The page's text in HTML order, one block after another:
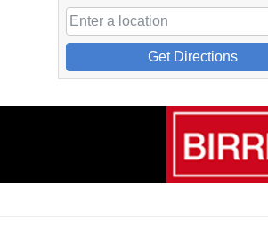
Get Directions